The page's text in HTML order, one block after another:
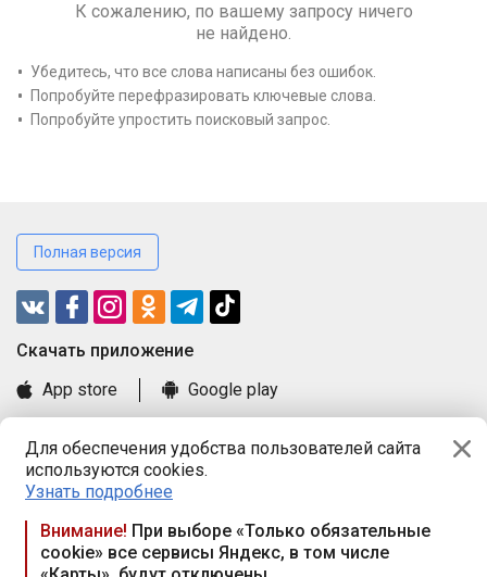
Для обеспечения удобства пользователей сайта
используются cookies.
Узнать подробнее
Внимание! При выборе «Только обязательные
cookie» все сервисы Яндекс, в том числе
К сожалению, по вашему запросу ничего
не найдено.
Убедитесь, что все слова написаны без ошибок.
Попробуйте перефразировать ключевые слова.
Попробуйте упростить поисковый запрос.
Полная версия
Cкачать приложение
App store
Google play
Книга замечаний и предложений
Правила и документы
Praca.by © 2000—2026, ООО «ПРАЦА БАЙ»
Республика Беларусь, 220114, г. Минск, пр-т Независимости
117а, пом. № 9.